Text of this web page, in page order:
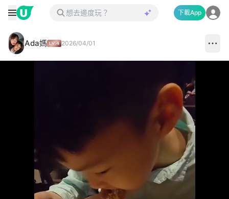
下載App
Ada媽 2026/04/01